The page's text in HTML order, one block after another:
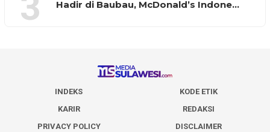
Hadir di Baubau, McDonald’s Indone…
INDEKS
KODE ETIK
KARIR
REDAKSI
PRIVACY POLICY
DISCLAIMER